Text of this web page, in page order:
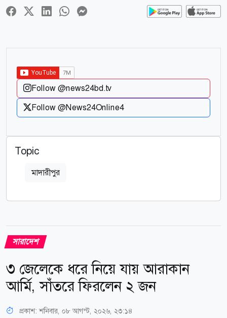
Follow @news24bd.tv
Follow @News24Online4
Topic
মাদারীপুর
সারাদেশ
৩ জেলেকে ধরে নিয়ে যায় আরাকান
আর্মি, সাঁতরে ফিরলেন ২ জন
প্রকাশ:শনিবার, ০৮ আগস্ট, ২০২৬, ২৩:১৪